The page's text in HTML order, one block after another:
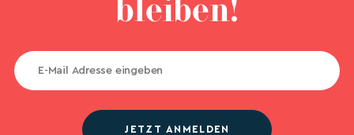
bleiben!
JETZT ANMELDEN